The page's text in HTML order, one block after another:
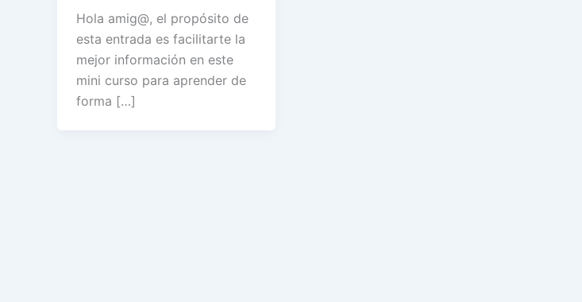
Hola amig@, el propósito de
esta entrada es facilitarte la
mejor información en este
mini curso para aprender de
forma […]